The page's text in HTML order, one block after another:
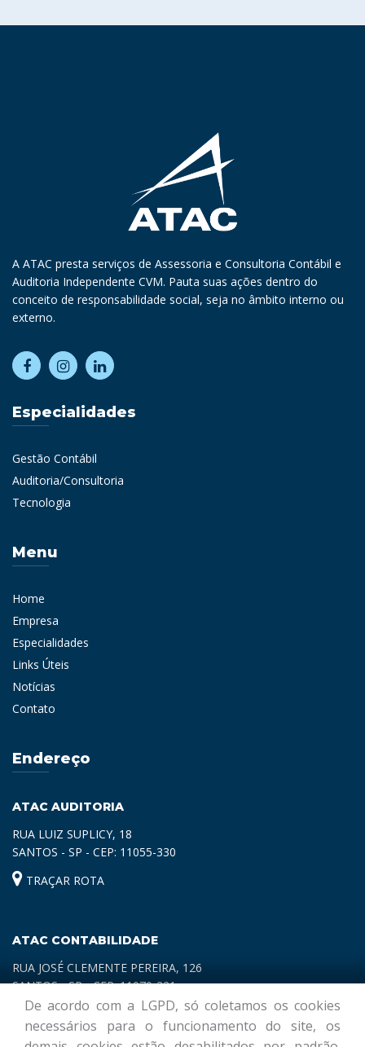
A ATAC presta serviços de Assessoria e Consultoria Contábil e
Auditoria Independente CVM. Pauta suas ações dentro do
conceito de responsabilidade social, seja no âmbito interno ou
externo.
Especialidades
Gestão Contábil
Auditoria/Consultoria
Tecnologia
Menu
Home
Empresa
Especialidades
Links Úteis
Notícias
Contato
Endereço
ATAC AUDITORIA
RUA LUIZ SUPLICY, 18
SANTOS - SP - CEP: 11055-330
TRAÇAR ROTA
ATAC CONTABILIDADE
RUA JOSÉ CLEMENTE PEREIRA, 126
SANTOS - SP - CEP: 11070-321
TRAÇAR ROTA
De acordo com a LGPD, só coletamos os cookies
necessários para o funcionamento do site, os